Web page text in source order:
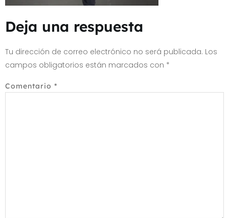
Deja una respuesta
Tu dirección de correo electrónico no será publicada. Los
campos obligatorios están marcados con *
Comentario *